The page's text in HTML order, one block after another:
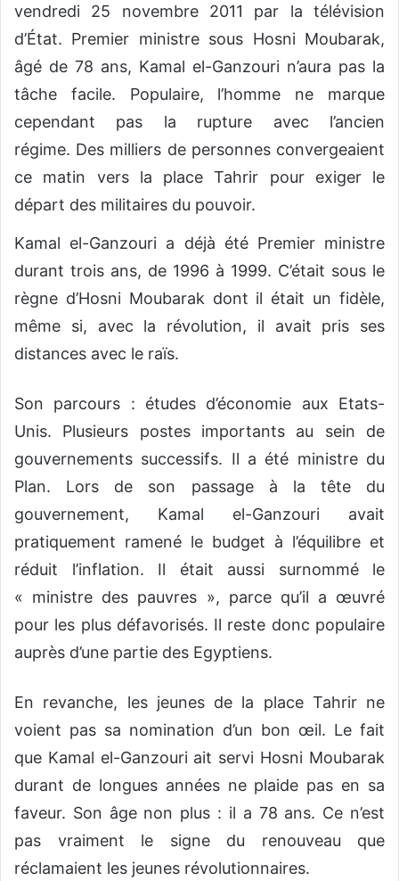
vendredi 25 novembre 2011 par la télévision
d’État. Premier ministre sous Hosni Moubarak,
âgé de 78 ans, Kamal el-Ganzouri n’aura pas la
tâche facile. Populaire, l’homme ne marque
cependant pas la rupture avec l’ancien
régime. Des milliers de personnes convergeaient
ce matin vers la place Tahrir pour exiger le
départ des militaires du pouvoir.
Kamal el-Ganzouri a déjà été Premier ministre
durant trois ans, de 1996 à 1999. C’était sous le
règne d’Hosni Moubarak dont il était un fidèle,
même si, avec la révolution, il avait pris ses
distances avec le raïs.
Son parcours : études d’économie aux Etats-
Unis. Plusieurs postes importants au sein de
gouvernements successifs. Il a été ministre du
Plan. Lors de son passage à la tête du
gouvernement, Kamal el-Ganzouri avait
pratiquement ramené le budget à l’équilibre et
réduit l’inflation. Il était aussi surnommé le
« ministre des pauvres », parce qu’il a œuvré
pour les plus défavorisés. Il reste donc populaire
auprès d’une partie des Egyptiens.
En revanche, les jeunes de la place Tahrir ne
voient pas sa nomination d’un bon œil. Le fait
que Kamal el-Ganzouri ait servi Hosni Moubarak
durant de longues années ne plaide pas en sa
faveur. Son âge non plus : il a 78 ans. Ce n’est
pas vraiment le signe du renouveau que
réclamaient les jeunes révolutionnaires.